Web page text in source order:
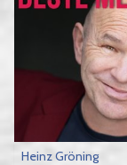
Heinz Gröning